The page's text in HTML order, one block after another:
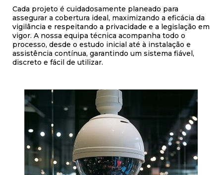
Cada projeto é cuidadosamente planeado para
assegurar a cobertura ideal, maximizando a eficácia da
vigilância e respeitando a privacidade e a legislação em
vigor. A nossa equipa técnica acompanha todo o
processo, desde o estudo inicial até à instalação e
assistência contínua, garantindo um sistema fiável,
discreto e fácil de utilizar.